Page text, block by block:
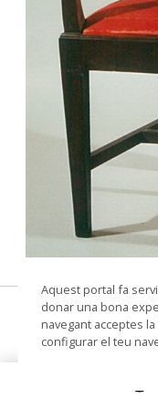
© Arxiu Fotogràfic del
Aquest portal fa
donar una bona
navegant acceptes
configurar el teu